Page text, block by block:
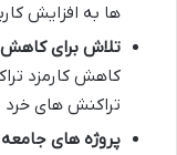
ها به افزایش
تلاش برای کاهش
کاهش کارمزد
تراکنش های خرد
پروژه های